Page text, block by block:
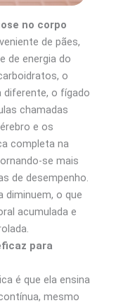
no corpo
de pães,
de energia do
o
diferente, o fígado
chamadas
e os
completa na
se mais
de desempenho.
diminuem, o que
acumulada e
para
é que ela ensina
mesmo